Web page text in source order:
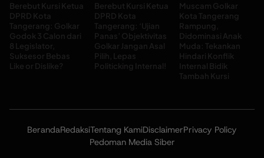
Berebut Kursi Ketua
DPRD Kota
Tangerang: Golkar
Godok 3 Calon dari
8 Legislator,
Suksesor Bebas
Like or Dislike?
Berebut Kursi Ketua
DPRD Kota
Tangerang: ‘Ujian
Panas’ Objektivitas
Golkar Jangan Asal
Pilih, Lepas
Politicking Internal!
Muscam Golkar
Kota Tangerang
Rampung,
Didominasi Anak
Muda: Tekankan
Hindari Konflik
Internal Bidik
Tambah Kursi
BerandaRedaksiTentang KamiDisclaimerPrivacy Policy
Pedoman Media Siber